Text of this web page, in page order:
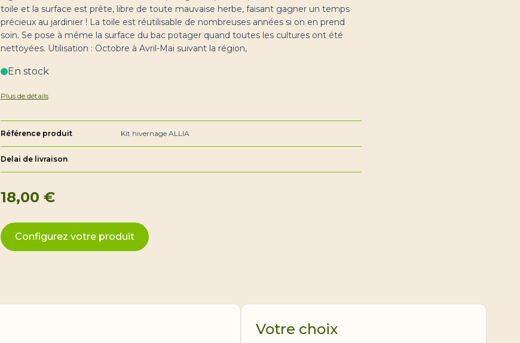
toile et la surface est prête, libre de toute mauvaise herbe, faisant gagner un temps
précieux au jardinier ! La toile est réutilisable de nombreuses années si on en prend
soin. Se pose à même la surface du bac potager quand toutes les cultures ont été
nettoyées. Utilisation : Octobre à Avril-Mai suivant la région,
En stock
Plus de détails
Référence produit Kit hivernage ALLIA
Delai de livraison
18,00 €
Configurez votre produit
Votre choix